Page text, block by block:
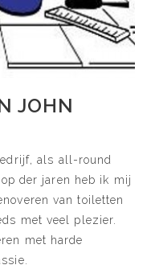
JOHN
als all-round
der jaren heb ik mij
van toiletten
met veel plezier.
met harde